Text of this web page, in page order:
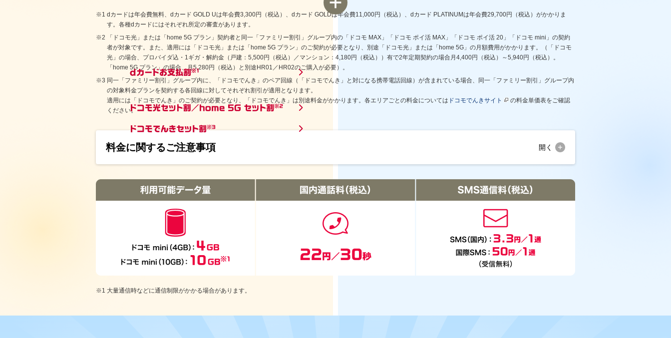
dカードは年会費無料、dカード GOLD Uは年会費3,300円（税込）、dカード GOLDは年会費11,000円（税込）、dカード PLATINUMは年会費29,700円（税込）がかかりま
す。各種dカードにはそれぞれ所定の審査があります。
「ドコモ光」または「home 5G プラン」契約者と同一「ファミリー割引」グループ内の「ドコモ MAX」「ドコモ ポイ活 MAX」「ドコモ ポイ活 20」「ドコモ mini」の契約
者が対象です。また、適用には「ドコモ光」または「home 5G プラン」のご契約が必要となり、別途「ドコモ光」または「home 5G」の月額費用がかかります。（「ドコモ
光」の場合、プロバイダ込・1ギガ・解約金（戸建：5,500円（税込）／マンション：4,180円（税込））有で2年定期契約の場合月4,400円（税込）～5,940円（税込）。
「home 5G プラン」の場合、月5,280円（税込）と別途HR01／HR02のご購入が必要）。
同一「ファミリー割引」グループ内に、「ドコモでんき」のペア回線（「ドコモでんき」と対になる携帯電話回線）が含まれている場合、同一「ファミリー割引」グループ内
の対象料金プランを契約する各回線に対してそれぞれ割引が適用となります。
適用には「ドコモでんき」のご契約が必要となり、「ドコモでんき」は別途料金がかかります。各エリアごとの料金については ドコモでんきサイト
の料金単価表をご確認
ください。
料金に関するご注意事項 開く
大量通信時などに通信制限がかかる場合があります。